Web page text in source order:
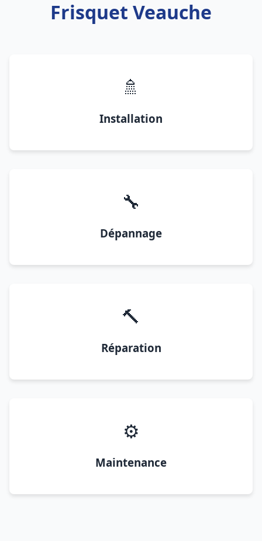
Frisquet Veauche
🚿
Installation
🔧
Dépannage
🔨
Réparation
⚙️
Maintenance